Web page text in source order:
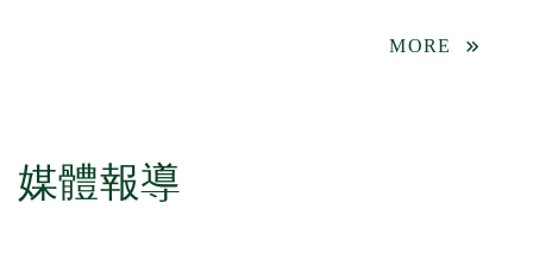
MORE
媒體報導